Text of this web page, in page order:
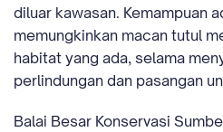
diluar kawasan. Kemampuan
memungkinkan macan tutul
habitat yang ada, selama
perlindungan dan pasangan
Balai Besar Konservasi